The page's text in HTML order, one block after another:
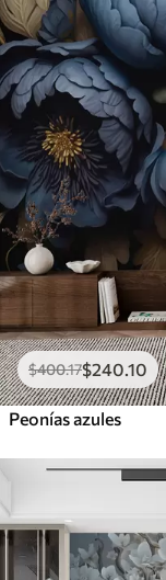
$400.17$240.10
Peonías azules